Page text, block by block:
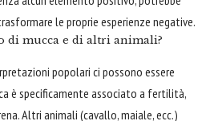
le proprie esperienze negative.
di mucca e di altri animali?
popolari ci possono essere
è specificamente associato a fertilità,
Altri animali (cavallo, maiale, ecc.)